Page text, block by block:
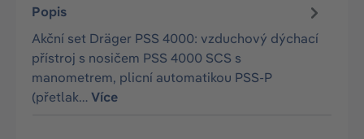
Popis
Akční set Dräger PSS 4000: vzduchový dýchací
přístroj s nosičem PSS 4000 SCS s
manometrem, plicní automatikou PSS-P
(přetlak…Více